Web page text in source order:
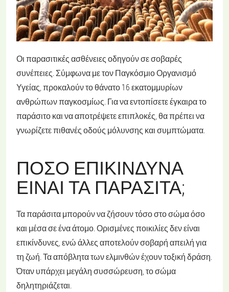
Οι παρασιτικές ασθένειες οδηγούν σε σοβαρές
συνέπειες. Σύμφωνα με τον Παγκόσμιο Οργανισμό
Υγείας, προκαλούν το θάνατο 16 εκατομμυρίων
ανθρώπων παγκοσμίως. Για να εντοπίσετε έγκαιρα το
παράσιτο και να αποτρέψετε επιπλοκές, θα πρέπει να
γνωρίζετε πιθανές οδούς μόλυνσης και συμπτώματα.
ΠΌΣΟ ΕΠΙΚΊΝΔΥΝΑ
ΕΊΝΑΙ ΤΑ ΠΑΡΆΣΙΤΑ;
Τα παράσιτα μπορούν να ζήσουν τόσο στο σώμα όσο
και μέσα σε ένα άτομο. Ορισμένες ποικιλίες δεν είναι
επικίνδυνες, ενώ άλλες αποτελούν σοβαρή απειλή για
τη ζωή. Τα απόβλητα των ελμινθών έχουν τοξική δράση.
Όταν υπάρχει μεγάλη συσσώρευση, το σώμα
δηλητηριάζεται.